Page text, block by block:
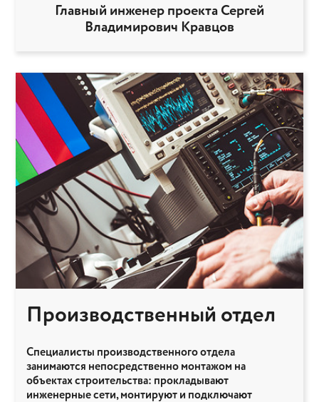
Главный инженер проекта Сергей
Владимирович Кравцов
Производственный отдел
Специалисты производственного отдела
занимаются непосредственно монтажом на
объектах строительства: прокладывают
инженерные сети, монтируют и подключают